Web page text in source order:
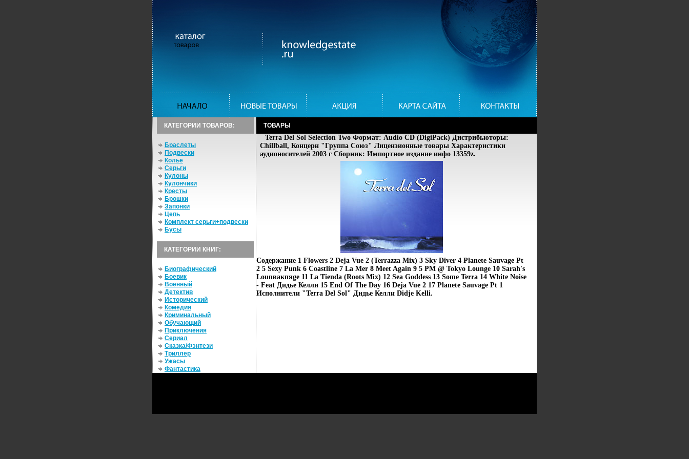
КАТЕГОРИИ ТОВАРОВ:
Браслеты
Подвески
Колье
Серьги
Кулоны
Кулончики
Кресты
Брошки
Запонки
Цепь
Комплект серьги+подвески
Бусы
КАТЕГОРИИ КНИГ:
Биографический
Боевик
Военный
Детектив
Исторический
Комедия
Криминальный
Обучающий
Приключения
Сериал
Сказка/Фэнтези
Триллер
Ужасы
Фантастика
ТОВАРЫ
Terra Del Sol Selection Two Формат: Audio CD (DigiPack) Дистрибьюторы:
Chillball, Концерн "Группа Союз" Лицензионные товары Характеристики
аудионосителей 2003 г Сборник: Импортное издание инфо 13359z.
Содержание 1 Flowers 2 Deja Vue 2 (Terrazza Mix) 3 Sky Diver 4 Planete Sauvage Pt
2 5 Sexy Punk 6 Coastline 7 La Mer 8 Meet Again 9 5 PM @ Tokyo Lounge 10 Sarah's
Lounвакпяge 11 La Tienda (Roots Mix) 12 Sea Goddess 13 Some Terra 14 White Noise
- Feat Дидье Келли 15 End Of The Day 16 Deja Vue 2 17 Planete Sauvage Pt 1
Исполнители "Terra Del Sol" Дидье Келли Didje Kelli.